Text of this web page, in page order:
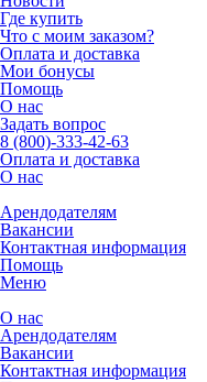
Где купить
Что с моим заказом?
Оплата и доставка
Мои бонусы
Помощь
О нас
Задать вопрос
8 (800)-333-42-63
Оплата и доставка
О нас
Арендодателям
Вакансии
Контактная информация
Помощь
Меню
О нас
Арендодателям
Вакансии
Контактная информация